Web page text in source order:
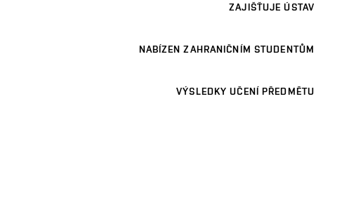
ZAJIŠŤUJE ÚSTAV
NABÍZEN ZAHRANIČNÍM STUDENTŮM
VÝSLEDKY UČENÍ PŘEDMĚTU